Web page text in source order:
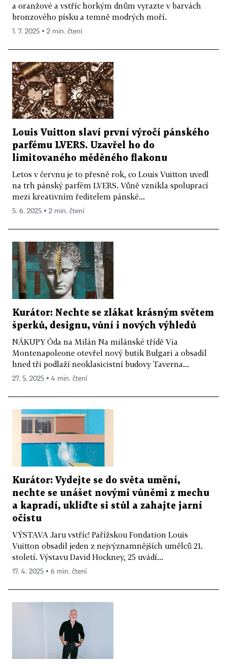
a oranžové a vstříc horkým dnům vyrazte v barvách
bronzového písku a temně modrých moří.
1. 7. 2025 ▪ 2 min. čtení
Louis Vuitton slaví první výročí pánského
parfému LVERS. Uzavřel ho do
limitovaného měděného flakonu
Letos v červnu je to přesně rok, co Louis Vuitton uvedl
na trh pánský parfém LVERS. Vůně vznikla spoluprací
mezi kreativním ředitelem pánské...
5. 6. 2025 ▪ 2 min. čtení
Kurátor: Nechte se zlákat krásným světem
šperků, designu, vůní i nových výhledů
NÁKUPY Óda na Milán Na milánské třídě Via
Montenapoleone otevřel nový butik Bulgari a obsadil
hned tři podlaží neoklasicistní budovy Taverna...
27. 5. 2025 ▪ 4 min. čtení
Kurátor: Vydejte se do světa umění,
nechte se unášet novými vůněmi z mechu
a kapradí, ukliďte si stůl a zahajte jarní
očistu
VÝSTAVA Jaru vstříc! Pařížskou Fondation Louis
Vuitton obsadil jeden z nejvýznamnějších umělců 21.
století. Výstavu David Hockney, 25 uvádí...
17. 4. 2025 ▪ 6 min. čtení